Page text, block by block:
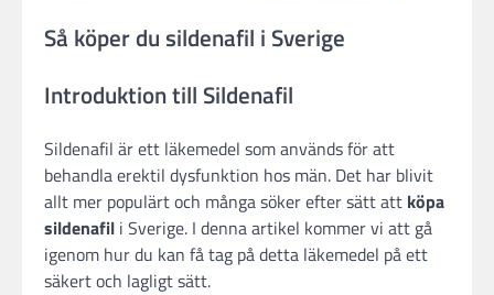
Så köper du sildenafil i Sverige
Introduktion till Sildenafil
Sildenafil är ett läkemedel som används för att
behandla erektil dysfunktion hos män. Det har blivit
allt mer populärt och många söker efter sätt att köpa
sildenafil i Sverige. I denna artikel kommer vi att gå
igenom hur du kan få tag på detta läkemedel på ett
säkert och lagligt sätt.